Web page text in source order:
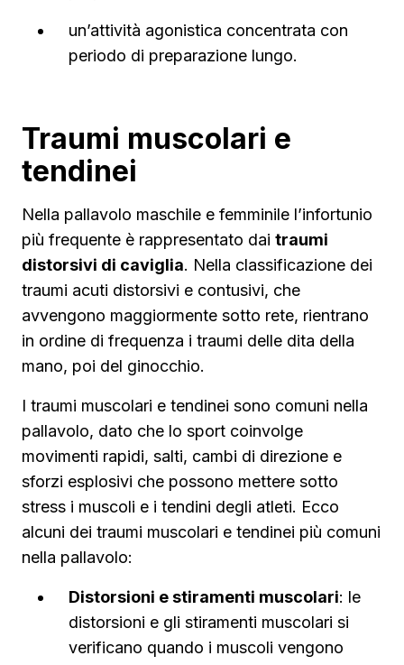
un’attività agonistica concentrata con
periodo di preparazione lungo.
Traumi muscolari e
tendinei
Nella pallavolo maschile e femminile l’infortunio
più frequente è rappresentato dai traumi
distorsivi di caviglia. Nella classificazione dei
traumi acuti distorsivi e contusivi, che
avvengono maggiormente sotto rete, rientrano
in ordine di frequenza i traumi delle dita della
mano, poi del ginocchio.
I traumi muscolari e tendinei sono comuni nella
pallavolo, dato che lo sport coinvolge
movimenti rapidi, salti, cambi di direzione e
sforzi esplosivi che possono mettere sotto
stress i muscoli e i tendini degli atleti. Ecco
alcuni dei traumi muscolari e tendinei più comuni
nella pallavolo:
Distorsioni e stiramenti muscolari: le
distorsioni e gli stiramenti muscolari si
verificano quando i muscoli vengono